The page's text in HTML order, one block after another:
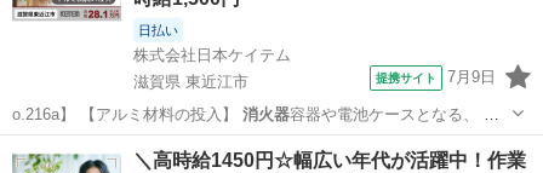
日払い
株式会社日本ケイテム
滋賀県 東近江市
提携サイト 7月9日
o.216a】 【アルミ材料の投入】 消火器容器や電池ケースとなる、 ア
ルミニウム…東近江市 工場
＼高時給1450円☆幅広い年代が活躍中！作業